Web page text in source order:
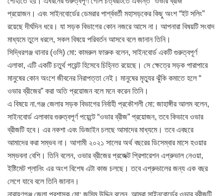
প্রয়োজন। এবং সাইনবোর্ডের ডেমরার পার্শ্ববর্তী মহাসড়কের কিছু অংশ “ইট সলিং”
রয়েছে দীর্ঘদিন ধরে। যা সড়ক বিভাগের কোন নজরে আসে না। আপনারা বিষয়টি সংবাদ
মাধ্যমে তুলে ধরলে, সকল বিষয়ে পরিবর্তন আসবে বলে জানান তিনি।
সিদ্ধিরগঞ্জ থানার (ওসি) মো: কামরুল ফারুক বলেন, সাইনবোর্ড একটি গুরুত্বপূর্ণ
এলাকা, এটি একটি চতুর্থ পয়েন্ট হিসেবে চিহ্নিত রয়েছে। সে ক্ষেত্রে সড়ক পারাপারে
মানুষের কোন অংশে জীবনের নিরাপত্তা নেই। মানুষের মৃত্যুর ঝুঁকি কমাতে হলে “
ওভার ব্রীজের” করা অতি প্রয়োজন বলে মনে করেন তিনি।
এ বিষয়ে না.গঞ্জ জেলার সড়ক বিভাগের নির্বাহী প্রকৌশলী মো: জাহাঙ্গীর আলম বলেন,
সাইনবোর্ড এলাকার গুরুত্বপূর্ণ পয়েন্টে “ওভার ব্রীজ” প্রয়োজন, তবে কিভাবে ওভার
ব্রীজটি হবে। এর নকশা এবং ডিজাইন চলছে আমাদের মাধ্যমে। তবে এবছরে
আমাদের করা সম্ভব না। আগামী ২০২১ সালের অর্থ বছরের ডিসেম্বার মাসে হওয়ার
সম্ভবনা বেশি। তিনি বলেন, ওভার ব্রীজের প্রজেক্ট প্রিপারেশন এপ্রুভাল নেওয়া,
ইষ্টিমেট প্লানিং এর অংশ বিশেষ এটা কাজ চলছে। তবে এপ্রুভালের জন্য এক বছর
লেগে যাবে বলে তিনি জানান।